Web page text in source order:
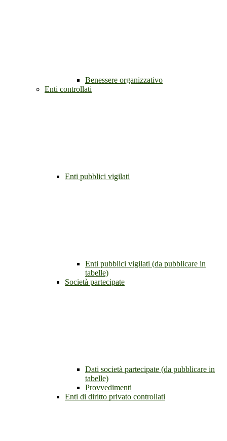
Benessere organizzativo
Enti controllati
Enti pubblici vigilati
Enti pubblici vigilati (da pubblicare in
tabelle)
Società partecipate
Dati società partecipate (da pubblicare in
tabelle)
Provvedimenti
Enti di diritto privato controllati